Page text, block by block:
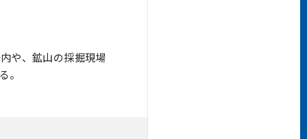
や、鉱山の採掘現場
。